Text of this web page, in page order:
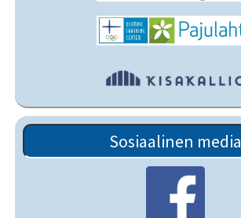
Sosiaalinen media